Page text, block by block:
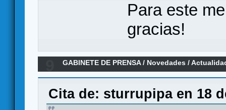
Para este
gracias!
GABINETE DE PRENSA/ Novedades /
Cita de: sturrupipa en 18